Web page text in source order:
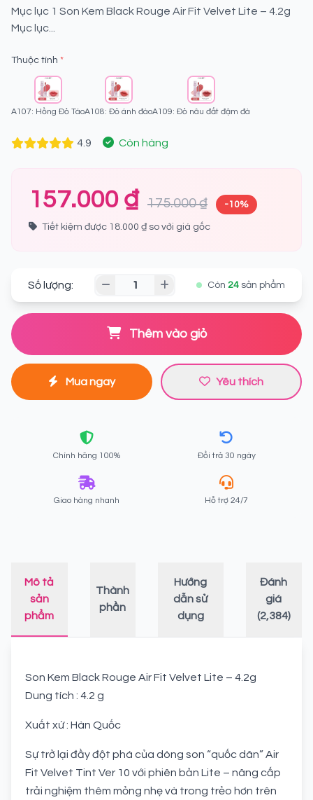
Mục lục 1 Son Kem Black Rouge Air Fit Velvet Lite – 4.2g
Mục lục...
Thuộc tính *
A107: Hồng Đỏ TáoA108: Đỏ ánh đàoA109: Đỏ nâu đất đậm đà
4.9 Còn hàng
157.000 ₫ 175.000 ₫ -10%
Tiết kiệm được 18.000 ₫ so với giá gốc
Số lượng: Còn 24 sản phẩm
Thêm vào giỏ
Mua ngay Yêu thích
Chính hãng 100% Đổi trả 30 ngày
Giao hàng nhanh Hỗ trợ 24/7
Mô tả
sản
phẩm
Thành
phần
Hướng
dẫn sử
dụng
Đánh
giá
(2,384)
Son Kem Black Rouge Air Fit Velvet Lite – 4.2g
Dung tích : 4.2 g
Xuất xứ : Hàn Quốc
Sự trở lại đầy đột phá của dòng son “quốc dân” Air
Fit Velvet Tint Ver 10 với phiên bản Lite – nâng cấp
trải nghiệm thêm mỏng nhẹ và trong trẻo hơn trên